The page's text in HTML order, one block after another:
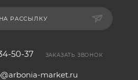
РАССЫЛКУ
50-37 ЗАКАЗАТЬ ЗВОНОК
market.ru